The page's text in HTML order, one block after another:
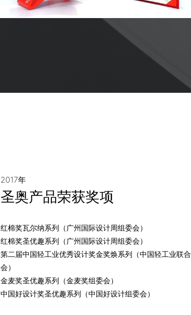
2017年
圣奥产品荣获奖项
红棉奖瓦尔纳系列（广州国际设计周组委会）
红棉奖圣优趣系列（广州国际设计周组委会）
第二届中国轻工业优秀设计奖金奖焕系列（中国轻工业联合
会）
金麦奖圣优趣系列（金麦奖组委会）
中国好设计奖圣优趣系列（中国好设计组委会）